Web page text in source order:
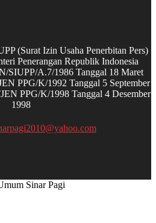
(Surat Izin Usaha Penerbitan Pers)
Penerangan Republik Indonesia
SIUPP/A.7/1986 Tanggal 18 Maret
PPG/K/1992 Tanggal 5 September
PPG/K/1998 Tanggal 4 Desember
1998
Sinar Pagi